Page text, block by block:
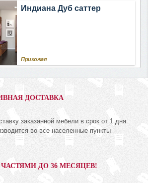
Индиана Дуб саттер
Прихожая
ДОСТАВКА
заказанной мебели в срок от 1 дня.
во все населенные пункты
ДО 36 МЕСЯЦЕВ!